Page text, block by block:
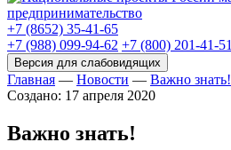
+7 (8652) 35-41-65
+7 (988) 099-94-62 +7 (800) 201-41-51
Главная — Новости — Важно знать!
Создано: 17 апреля 2020
Важно знать!